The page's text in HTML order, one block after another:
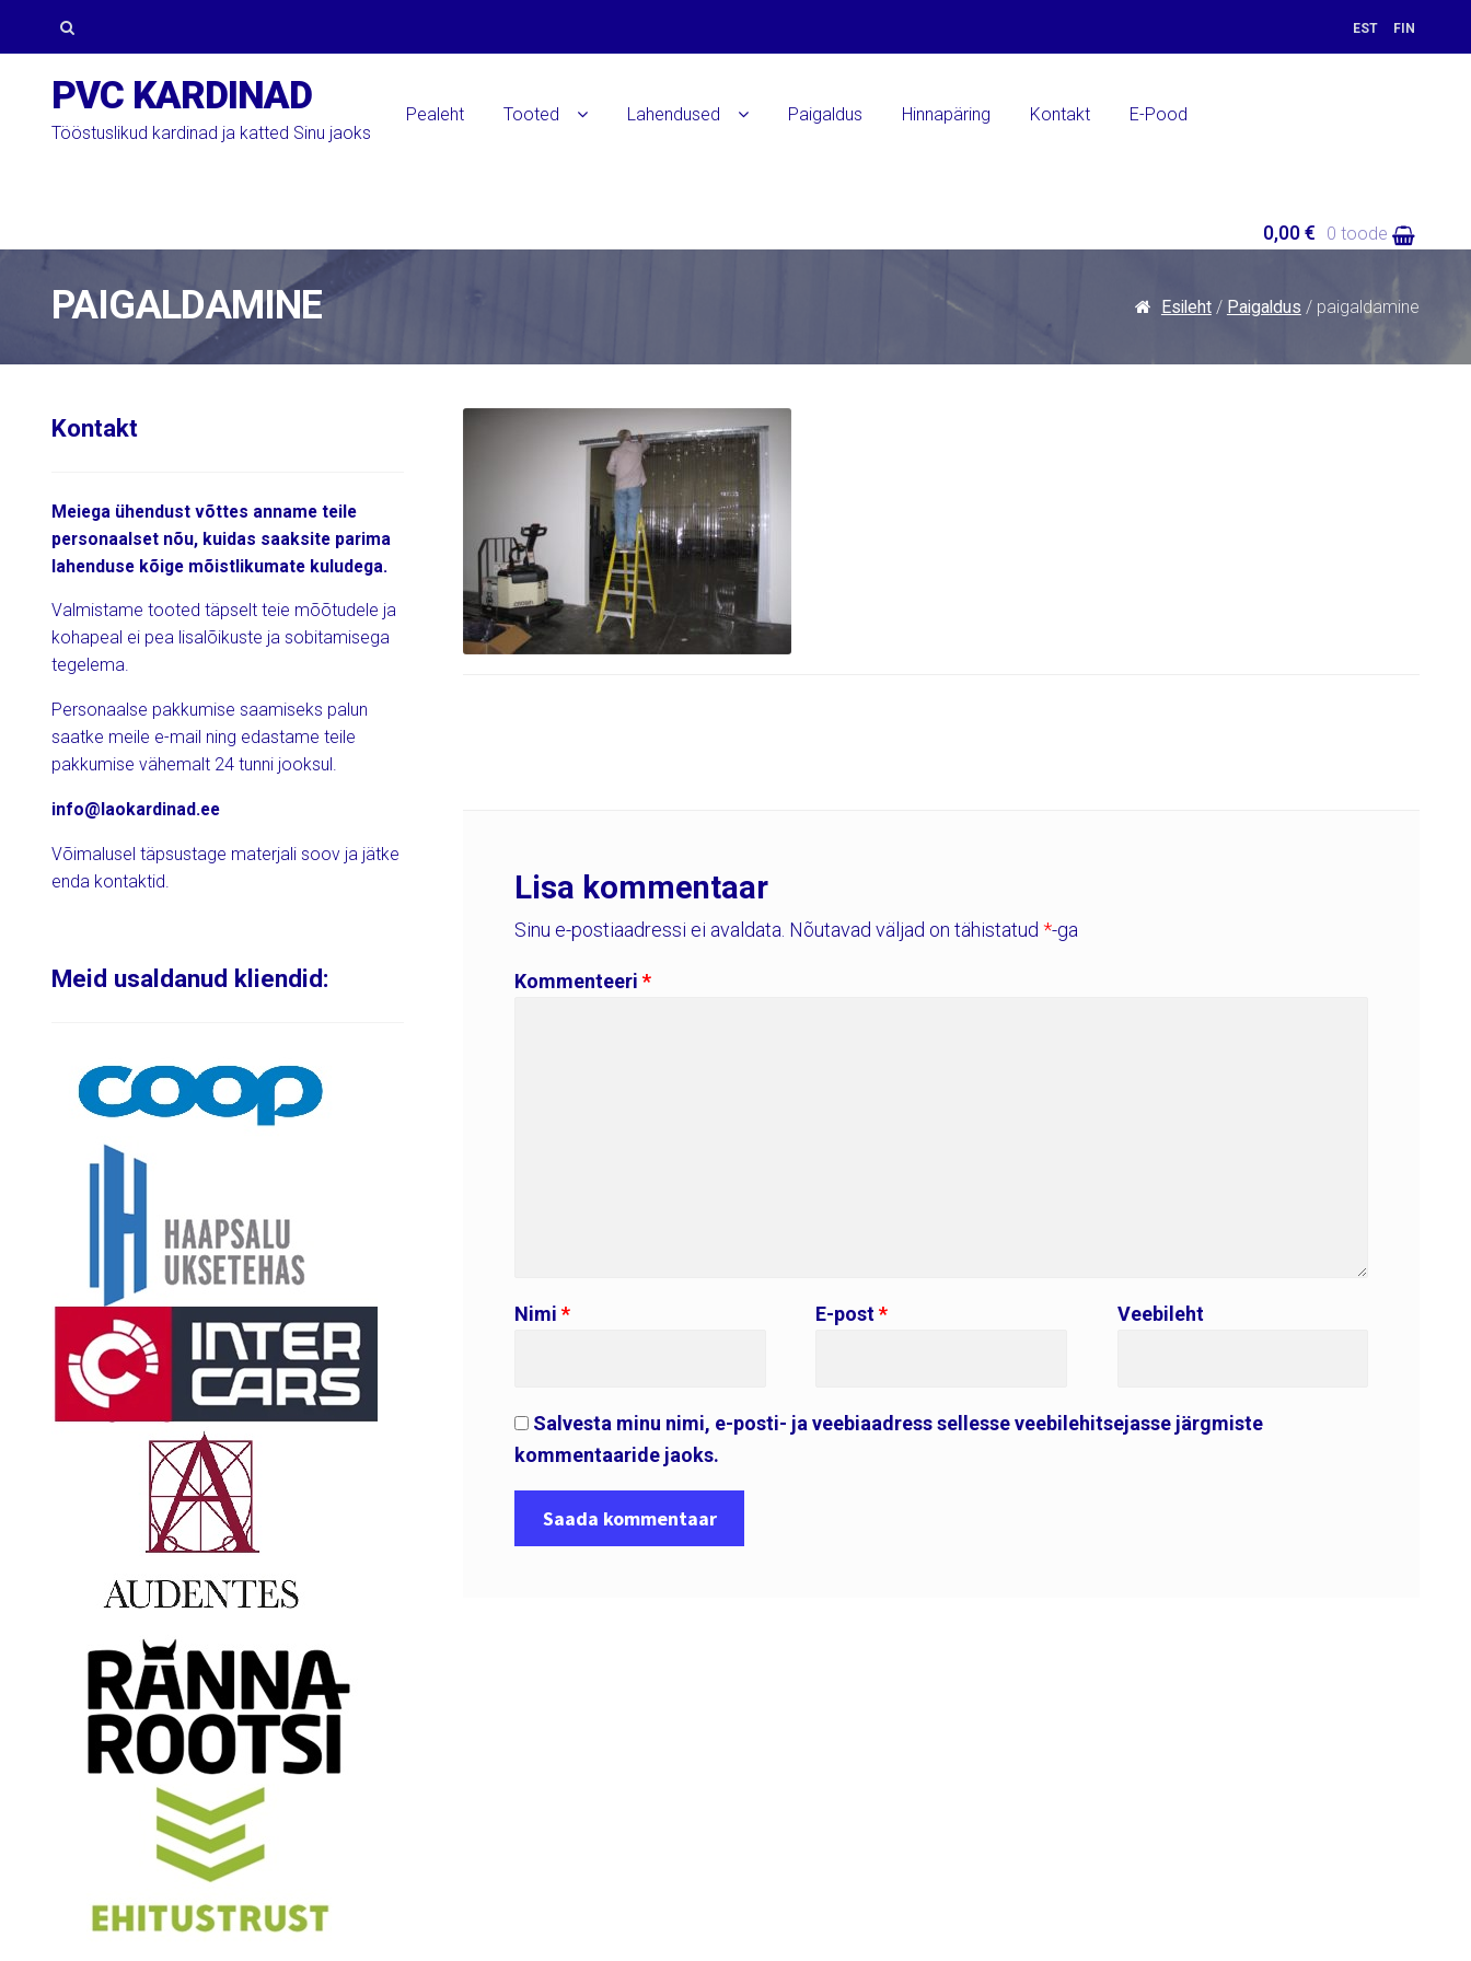
Skip
to
navigation
Skip
to
content
EST FIN
PVC KARDINAD
Tööstuslikud kardinad ja katted Sinu jaoks
Pealeht Tooted Lahendused Paigaldus Hinnapäring Kontakt E-Pood
0,00 € 0 toode
Esileht/ Paigaldus / paigaldamine
PAIGALDAMINE
Lisa kommentaar
Sinu e-postiaadressi ei avaldata. Nõutavad väljad on tähistatud*-ga
Kommenteeri*
Nimi* E-post* Veebileht
Salvesta minu nimi, e-posti- ja veebiaadress sellesse veebilehitsejasse järgmiste
kommentaaride jaoks.
Kontakt
Meiega ühendust võttes anname teile
personaalset nõu, kuidas saaksite parima
lahenduse kõige mõistlikumate kuludega.
Valmistame tooted täpselt teie mõõtudele ja
kohapeal ei pea lisalõikuste ja sobitamisega
tegelema.
Personaalse pakkumise saamiseks palun
saatke meile e-mail ning edastame teile
pakkumise vähemalt 24 tunni jooksul.
info@laokardinad.ee
Võimalusel täpsustage materjali soov ja jätke
enda kontaktid.
Meid usaldanud kliendid: